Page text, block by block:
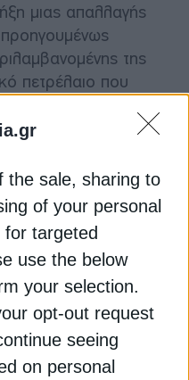
the sale, sharing to
of your personal
targeted
use the below
your selection.
opt-out request
seeing
on personal
μιας απαλλαγής
της
πετρέλαιο που
εναντίον του Ιράν
για την
οι Ηνωμένες
εξαίρεση από τις
δεν βοήθησε», δήλωσε
εταιρείας ανάλυσης
Insights.